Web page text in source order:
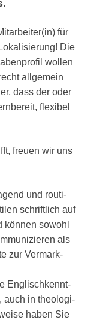
für
Die
wol­len
all­ge­mein
dass der oder
fle­xi­bel
freu­en wir uns
und rou­ti­
schrift­lich auf
kön­nen sowohl
als
zur Ver­mark­
Eng­lisch­kennt­
auch in theo­lo­gi­
haben Sie